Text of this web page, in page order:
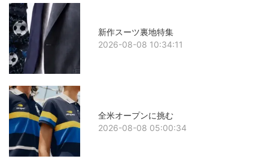
新作スーツ裏地特集
2026-08-08 10:34:11
全米オープンに挑む
2026-08-08 05:00:34